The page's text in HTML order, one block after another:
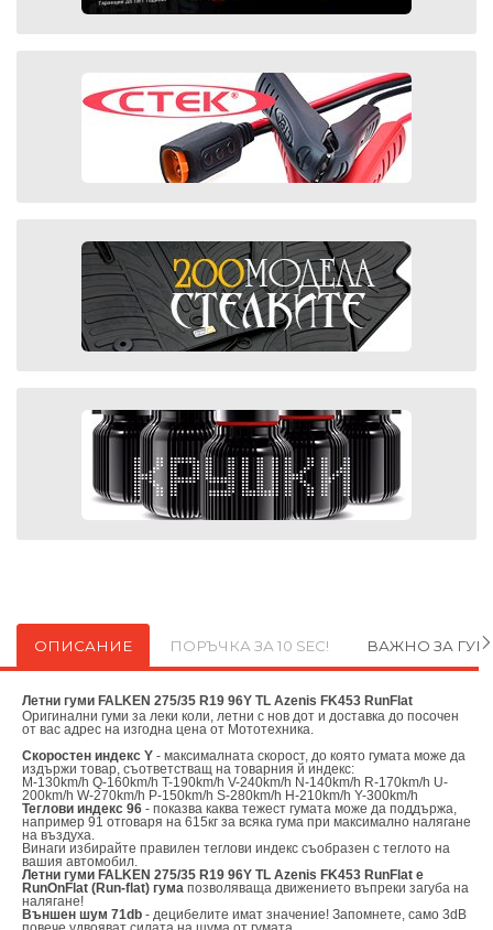
ОПИСАНИЕ ПОРЪЧКА ЗА 10 SEC! ВАЖНО ЗА
Летни гуми FALKEN 275/35 R19 96Y TL Azenis FK453 RunFlat
Оригинални гуми за леки коли, летни с нов дот и доставка до посочен
от вас адрес на изгодна цена от Мототехника.
Скоростен индекс Y - максималната скорост, до която гумата може да
издържи товар, съответстващ на товарния й индекс:
M-130km/h Q-160km/h T-190km/h V-240km/h N-140km/h R-170km/h U-
200km/h W-270km/h P-150km/h S-280km/h H-210km/h Y-300km/h
Теглови индекс 96 - показва каква тежест гумата може да поддържа,
например 91 отговаря на 615кг за всяка гума при максимално налягане
на въздуха.
Винаги избирайте правилен теглови индекс съобразен с теглото на
вашия автомобил.
Летни гуми FALKEN 275/35 R19 96Y TL Azenis FK453 RunFlat е
RunOnFlat (Run-flat) гума позволяваща движението въпреки загуба на
налягане!
Външен шум 71db - децибелите имат значение! Запомнете, само 3dB